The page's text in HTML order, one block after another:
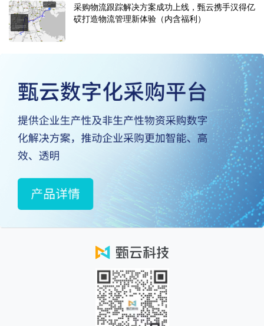
采购物流跟踪解决方案成功上线，甄云携手汉得亿
砹打造物流管理新体验（内含福利）